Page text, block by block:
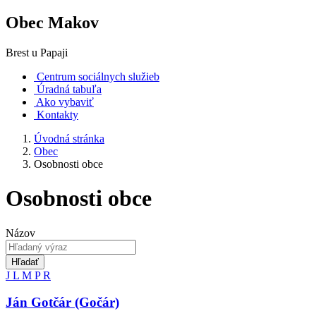
Obec Makov
Brest u Papaji
Centrum sociálnych služieb
Úradná tabuľa
Ako vybaviť
Kontakty
Úvodná stránka
Obec
Osobnosti obce
Osobnosti obce
Názov
Hľadať
J L M PR
Ján Gotčár (Gočár)